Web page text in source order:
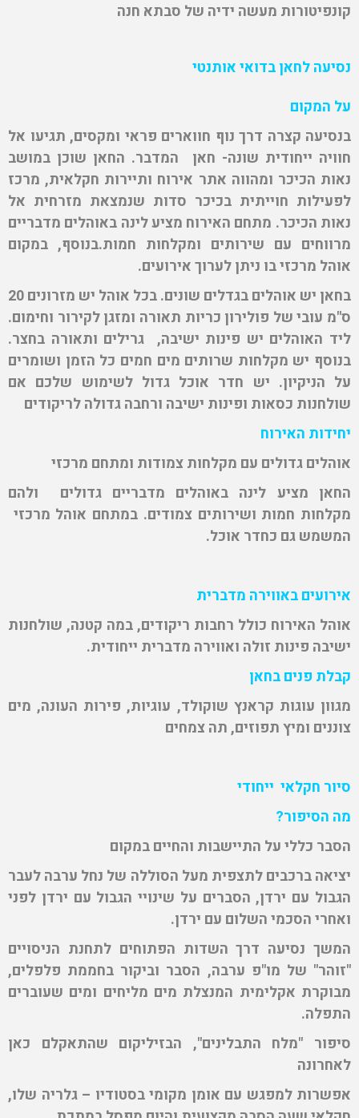
קונפיטורות מעשה ידיה של סבתא חנה
נסיעה לחאן בדואי אותנטי
על המקום
בנסיעה קצרה דרך נוף חווארים פראי ומקסים, תגיעו אל
חוויה ייחודית שונה- חאן המדבר. החאן שוכן במושב
נאות הכיכר ומהווה אתר אירוח ותיירות חקלאית, מרכז
לפעילות חוייתית בכיכר סדות שנמצאת מזרחית אל
נאות הכיכר. מתחם האירוח מציע לינה באוהלים מדבריים
מרווחים עם שירותים ומקלחות חמות.בנוסף, במקום
אוהל מרכזי בו ניתן לערוך אירועים.
בחאן יש אוהלים בגדלים שונים. בכל אוהל יש מזרונים 20
ס"מ עובי של פולירון כריות תאורה ומזגן לקירור וחימום.
ליד האוהלים יש פינות ישיבה, גרילים ותאורה בחצר.
בנוסף יש מקלחות שרותים מים חמים כל הזמן ושומרים
על הניקיון. יש חדר אוכל גדול לשימוש שלכם אם
שולחנות כסאות ופינות ישיבה ורחבה גדולה לריקודים
יחידות האירוח
אוהלים גדולים עם מקלחות צמודות ומתחם מרכזי
החאן מציע לינה באוהלים מדבריים גדולים ולהם
מקלחות חמות ושירותים צמודים. במתחם אוהל מרכזי
המשמש גם כחדר אוכל.
אירועים באווירה מדברית
אוהל האירוח כולל רחבות ריקודים, במה קטנה, שולחנות
ישיבה פינות זולה ואווירה מדברית ייחודית.
קבלת פנים בחאן
מגוון עוגות קראנץ שוקולד, עוגיות, פירות העונה, מים
צוננים ומיץ תפוזים, תה צמחים
סיור חקלאי ייחודי
מה הסיפור?
הסבר כללי על התיישבות והחיים במקום
יציאה ברכבים לתצפית מעל הסוללה של נחל ערבה לעבר
הגבול עם ירדן, הסברים על שינויי הגבול עם ירדן לפני
ואחרי הסכמי השלום עם ירדן.
המשך נסיעה דרך השדות הפתוחים לתחנת הניסויים
"זוהר" של מו"פ ערבה, הסבר וביקור בחממת פלפלים,
מבוקרת אקלימית המנצלת מים מליחים ומים שעוברים
התפלה.
סיפור "מלח התבלינים", הבזיליקום שהתאקלם כאן
לאחרונה
אפשרות למפגש עם אומן מקומי בסטודיו – גלריה שלו,